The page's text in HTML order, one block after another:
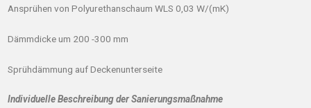
Ansprühen von Polyurethanschaum WLS 0,03 W/(mK)
Dämmdicke um 200 -300 mm
Sprühdämmung auf Deckenunterseite
Individuelle Beschreibung der Sanierungsmaßnahme